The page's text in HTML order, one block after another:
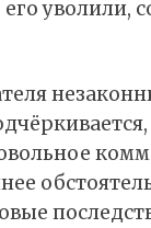
уволили,